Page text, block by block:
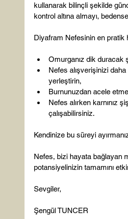
kullanarak bilinçli şekilde
kontrol altına almayı,
Omurganız dik duracak
Nefes alışverişinizi
yerleştirin,
Burnunuzdan acele
Nefes alırken karnınız
çalışabilirsiniz.
Kendinize bu süreyi
Nefes, bizi hayata bağlayan
potansiyelinizin tamamını
Sevgiler,
Şengül TUNCER